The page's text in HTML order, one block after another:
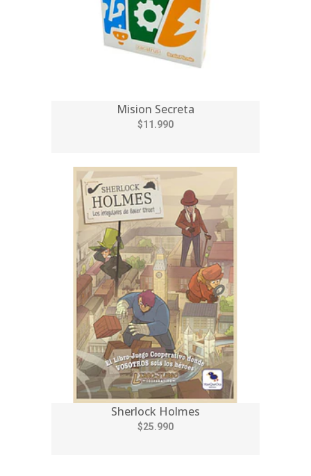
Mision Secreta
$11.990
Sherlock Holmes
$25.990